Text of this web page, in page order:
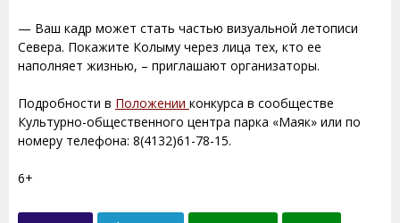
— Ваш кадр может стать частью визуальной летописи
Севера. Покажите Колыму через лица тех, кто ее
наполняет жизнью, – приглашают организаторы.
Подробности в Положении конкурса в сообществе
Культурно-общественного центра парка «Маяк» или по
номеру телефона: 8(4132)61-78-15.
6+